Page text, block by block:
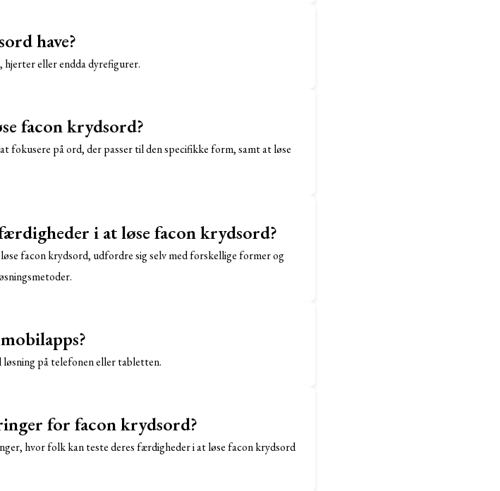
have?
eller endda dyrefigurer.
facon krydsord?
fokusere på ord, der passer til den specifikke form, samt at løse
i at løse facon krydsord?
facon krydsord, udfordre sig selv med forskellige former og
på telefonen eller tabletten.
for facon krydsord?
hvor folk kan teste deres færdigheder i at løse facon krydsord